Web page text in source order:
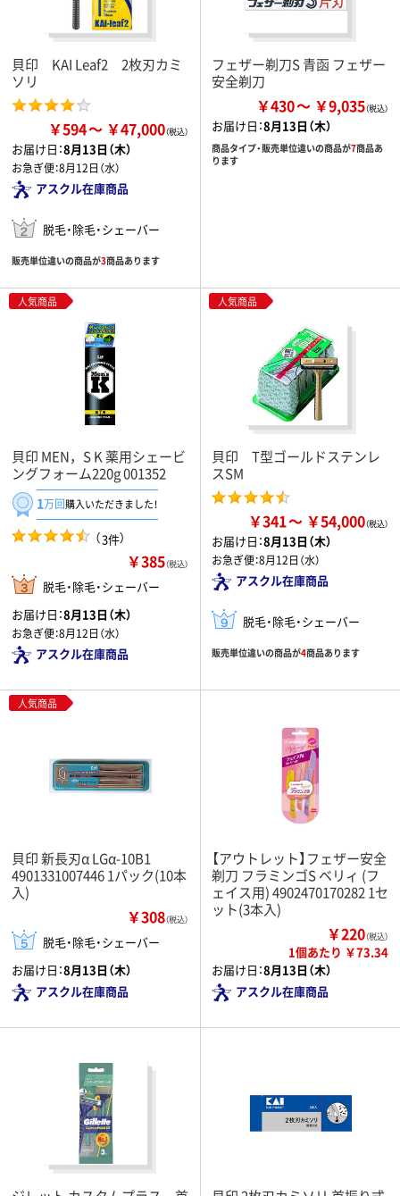
貝印 KAI Leaf2 2枚刃カミ
ソリ
￥594 ￥47,000
お届け日：8月13日（木）
お急ぎ便：8月12日（水）
アスクル在庫商品
脱毛・除毛・シェーバー
販売単位違いの商品が3商品あります
フェザー剃刀S 青函 フェザー
安全剃刀
￥430 ￥9,035
お届け日：8月13日（木）
商品タイプ・販売単位違いの商品が7商品あ
ります
人気商品
貝印 MEN，S K 薬用シェービ
ングフォーム220g 001352
1万回購入いただきました！
（3件）
￥385（税込）
脱毛・除毛・シェーバー
お届け日：8月13日（木）
お急ぎ便：8月12日（水）
アスクル在庫商品
人気商品
貝印 T型ゴールドステンレ
スSM
￥341 ￥54,000
お届け日：8月13日（木）
お急ぎ便：8月12日（水）
アスクル在庫商品
脱毛・除毛・シェーバー
販売単位違いの商品が4商品あります
人気商品
貝印 新長刃α LGα-10B1
4901331007446 1パック(10本
入)
￥308（税込）
脱毛・除毛・シェーバー
お届け日：8月13日（木）
アスクル在庫商品
【アウトレット】フェザー安全
剃刀 フラミンゴS ベリィ (フ
ェイス用) 4902470170282 1セ
ット(3本入)
￥220（税込）
1個あたり ￥73.34
お届け日：8月13日（木）
アスクル在庫商品